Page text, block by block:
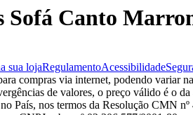
Sofá Canto
sua lojaRegulamentoAcessibilidade
compras via internet, podendo variar
de valores, o preço válido é o da
País, nos termos da Resolução CMN